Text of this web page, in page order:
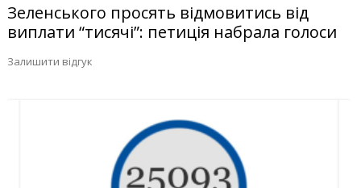
Зеленського просять відмовитись від
виплати “тисячі”: петиція набрала голоси
Залишити відгук